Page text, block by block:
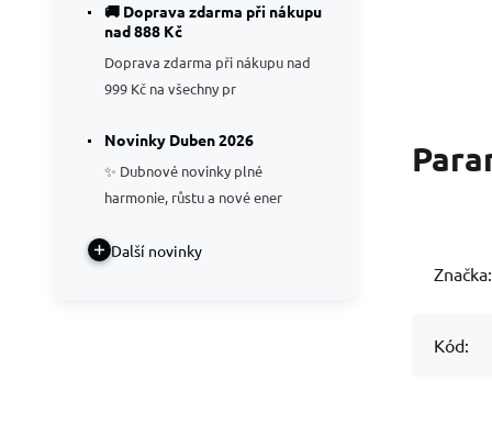
Značka:
Kód:
🚚 Doprava zdarma při nákupu
nad 888 Kč
Doprava zdarma při nákupu nad
999 Kč na všechny pr
Novinky Duben 2026
✨ Dubnové novinky plné
harmonie, růstu a nové ener
Další novinky